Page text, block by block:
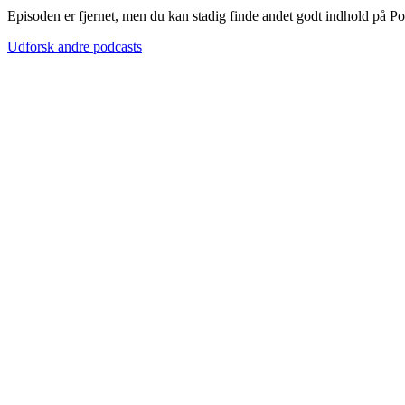
Episoden er fjernet, men du kan stadig finde andet godt indhold på
Udforsk andre podcasts